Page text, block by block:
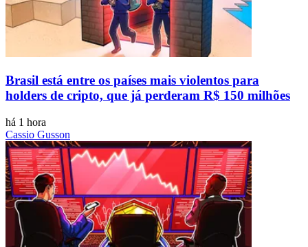
Brasil está entre os países mais violentos para
holders de cripto, que já perderam R$ 150 milhões
há 1 hora
Cassio Gusson